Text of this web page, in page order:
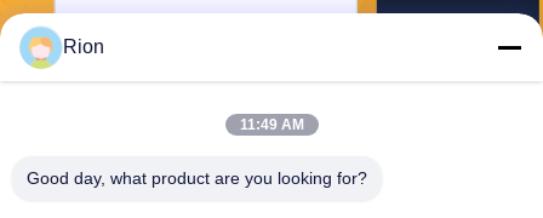
Rion
11:49 AM
Good day, what product are you looking for?